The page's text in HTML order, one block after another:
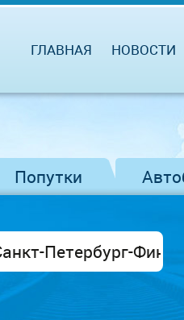
ГЛАВНАЯ НОВОСТИ
Попутки